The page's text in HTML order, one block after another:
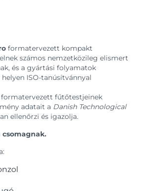
formatervezett kompakt
számos nemzetközileg elismert
és a gyártási folyamatok
ISO-tanúsítvánnyal
formatervezett fűtőtestjeinek
adatait a Danish Technological
ellenőrzi és igazolja.
csomagnak.